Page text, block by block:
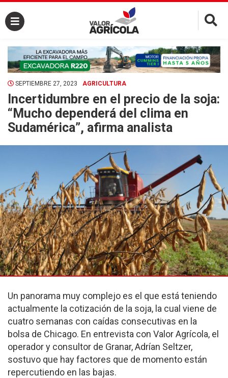
×
SEPTIEMBRE 27, 2023 AGRICULTURA
Incertidumbre en el precio de la soja:
“Mucho dependerá del clima en
Sudamérica”, afirma analista
Un panorama muy complejo es el que está teniendo
actualmente la cotización de la soja, la cual viene de
cuatro semanas con caídas consecutivas en la
bolsa de Chicago. En entrevista con Valor Agrícola, el
operador y consultor de Granar, Adrían Seltzer,
sostuvo que hay factores que de momento están
repercutiendo en las bajas.